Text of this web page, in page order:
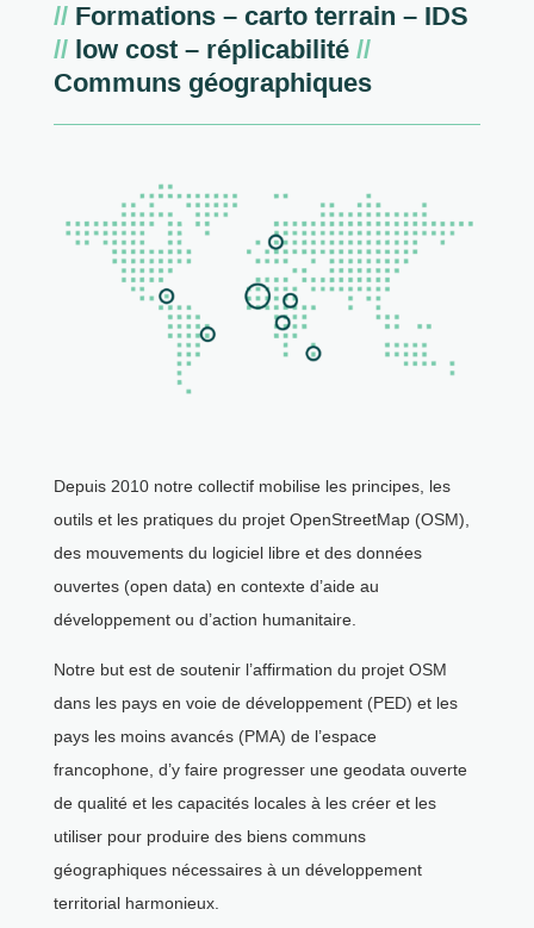
//Formations – carto terrain – IDS
//low cost – réplicabilité //
Communs géographiques
Depuis 2010 notre collectif mobilise les principes, les
outils et les pratiques du projet OpenStreetMap (OSM),
des mouvements du logiciel libre et des données
ouvertes (open data) en contexte d’aide au
développement ou d’action humanitaire.
Notre but est de soutenir l’affirmation du projet OSM
dans les pays en voie de développement (PED) et les
pays les moins avancés (PMA) de l’espace
francophone, d’y faire progresser une geodata ouverte
de qualité et les capacités locales à les créer et les
utiliser pour produire des biens communs
géographiques nécessaires à un développement
territorial harmonieux.